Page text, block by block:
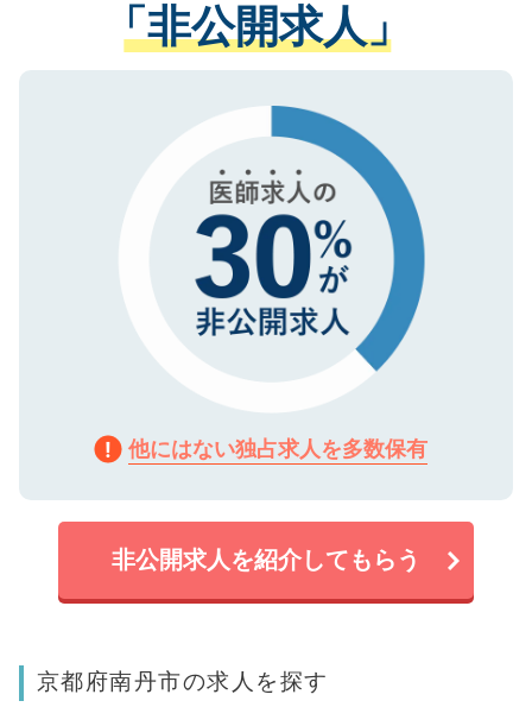
る、プライバシーマークを取得済みです。
で、機密保持に関してもご安心ください。
させていただきます。すぐにご転職をされ
ない方には、長期的なサポートが可能です
ので、まずはご登録ください。
「非公開求人」
他にはない独占求人を多数保有
非公開求人を紹介してもらう
京都府南丹市の求人を探す